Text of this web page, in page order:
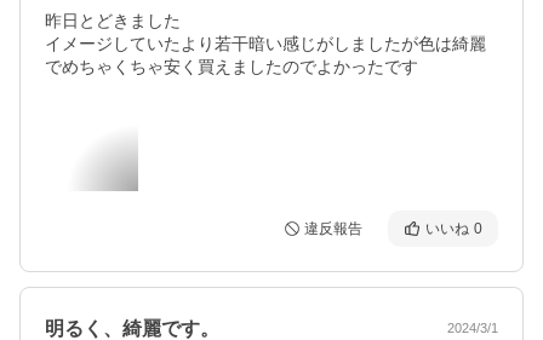
昨日とどきました
イメージしていたより若干暗い感じがしましたが色は綺麗
違反報告 いいね 0
明るく、綺麗です。 2024/3/1